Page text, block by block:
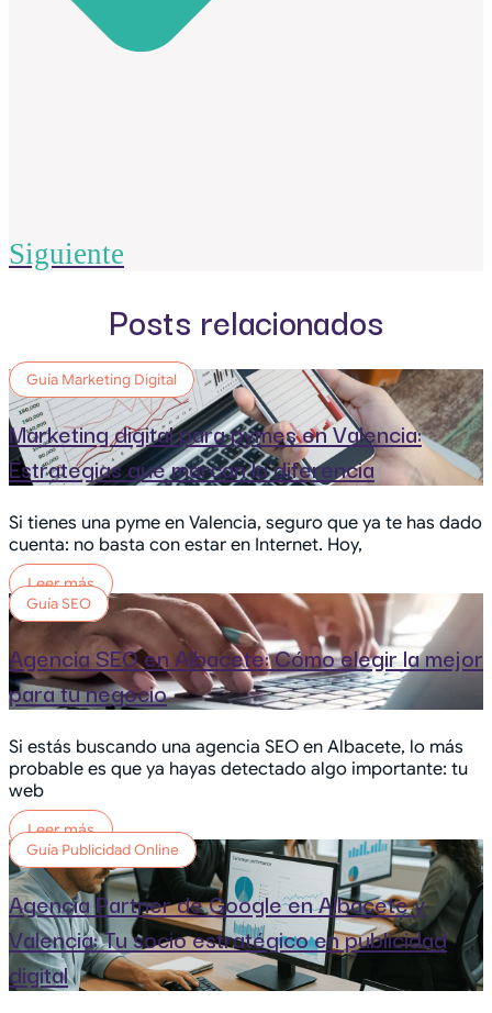
Siguiente
Posts relacionados
Guía Marketing Digital
Marketing digital para pymes en Valencia:
Estrategias que marcan la diferencia
Si tienes una pyme en Valencia, seguro que ya te has dado
cuenta: no basta con estar en Internet. Hoy,
Leer más
Guía SEO
Agencia SEO en Albacete: Cómo elegir la mejor
para tu negocio
Si estás buscando una agencia SEO en Albacete, lo más
probable es que ya hayas detectado algo importante: tu
web
Leer más
Guía Publicidad Online
Agencia Partner de Google en Albacete y
Valencia: Tu socio estratégico en publicidad
digital